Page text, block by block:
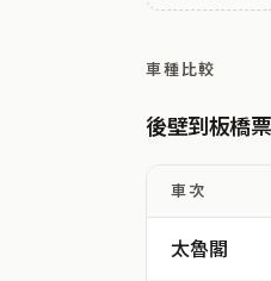
車種比較
後壁到板橋
車次
太魯閣